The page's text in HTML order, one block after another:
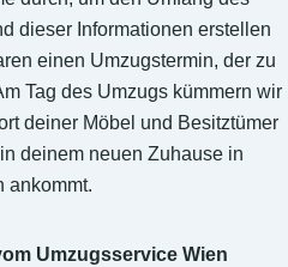
dieser Informationen erstellen
einen Umzugstermin, der zu
Tag des Umzugs kümmern wir
deiner Möbel und Besitztümer
deinem neuen Zuhause in
ankommt.
Umzugsservice Wien